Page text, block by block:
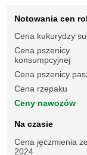
Notowania cen
Cena kukurydzy
Cena pszenicy
konsumpcyjnej
Cena pszenicy
Cena rzepaku
Ceny nawozów
Na czasie
Cena jęczmienia
2024